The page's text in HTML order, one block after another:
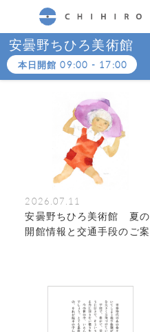
CHIHIRO ART MUSEUM
安曇野ちひろ美術館
本日開館09:00 - 17:00
2026.07.11
安曇野ちひろ美術館 夏の
開館情報と交通手段のご案